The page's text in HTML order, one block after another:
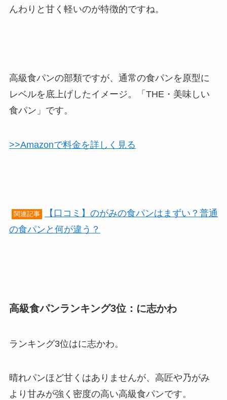
んわりと甘く軽いのが特徴的ですね。
高級食パンの部類ですが、通常の食パンを原型に
レベルを底上げしたイメージ。「THE・美味しい
食パン」です。
>>Amazonで料金を詳しく見る
関連記事
【口コミ】のがみの食パンはまずい？普通
の食パンと何が違う？
高級食パンランキング3位：に志かわ
ランキング3位はに志かわ。
晴れパンほど甘くはありませんが、高匠や乃がみ
より甘みが強く密度の高い高級食パンです。